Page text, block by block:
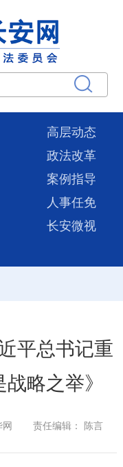
高层动态
政法改革
案例指导
人事任免
长安微视
平总书记重
略之举》
责任编辑： 陈言